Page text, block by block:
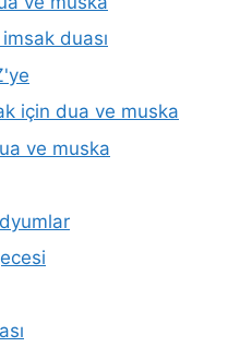
duası
için dua ve muska
ve muska